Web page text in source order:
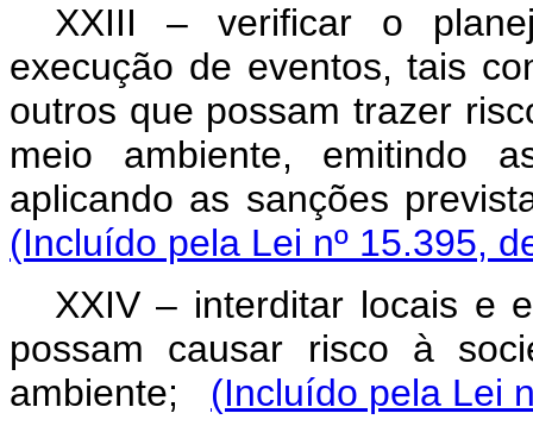
XXIII – verificar o
execução de eventos, tais
outros que possam trazer
meio ambiente, emitindo
aplicando as sanções
(Incluído pela Lei nº 15.395,
XXIV – interditar locais e
possam causar risco à
ambiente;
(Incluído pela Lei